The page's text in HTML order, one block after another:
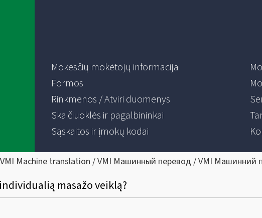
Mokesčių mokėtojų informacija
Formos
Rinkmenos / Atviri duomenys
Skaičiuoklės ir pagalbininkai
Sąskaitos ir įmokų kodai
VMI Machine translation / VMI Машинный перевод / VMI Машинний
masažo veiklą?